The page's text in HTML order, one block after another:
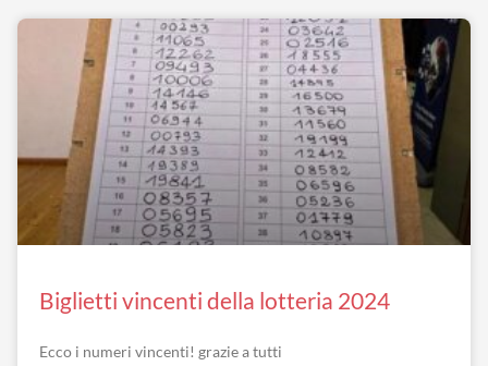
Biglietti vincenti della lotteria 2024
Ecco i numeri vincenti! grazie a tutti